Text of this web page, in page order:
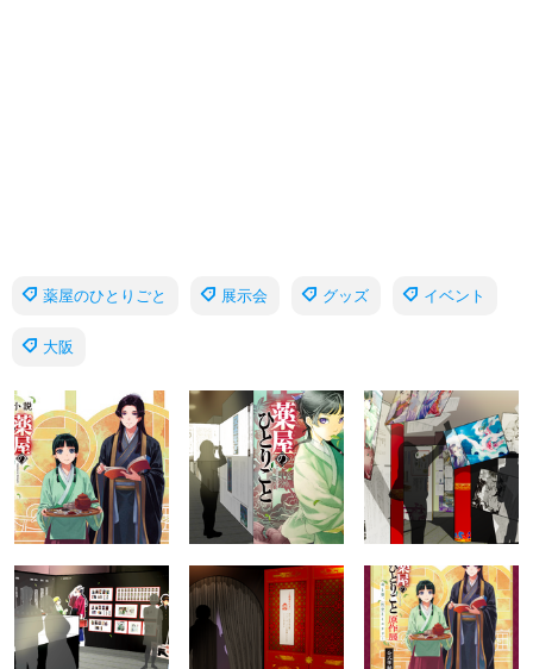
薬屋のひとりごと 展示会 グッズ イベント
大阪